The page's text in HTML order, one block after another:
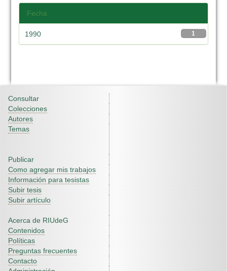
Fecha
1
1990
Consultar
Colecciones
Autores
Temas
Publicar
Como agregar mis trabajos
Información para tesistas
Subir tesis
Subir artículo
Acerca de RIUdeG
Contenidos
Políticas
Preguntas frecuentes
Contacto